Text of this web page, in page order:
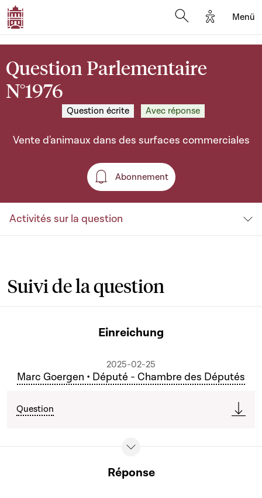
Options
Menü
Question Parlementaire
N°1976
Question écrite Avec réponse
Vente d'animaux dans des surfaces commerciales
Abonnement
Abonnement
Activités sur la question
Suivi de la question
Einreichung
2025-02-25
Marc Goergen • Député - Chambre des Députés
Question
Réponse